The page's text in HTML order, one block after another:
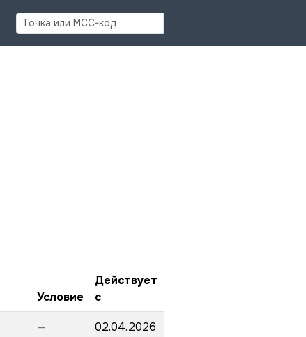
Найти
Условие
Действует
с
— 02.04.2026